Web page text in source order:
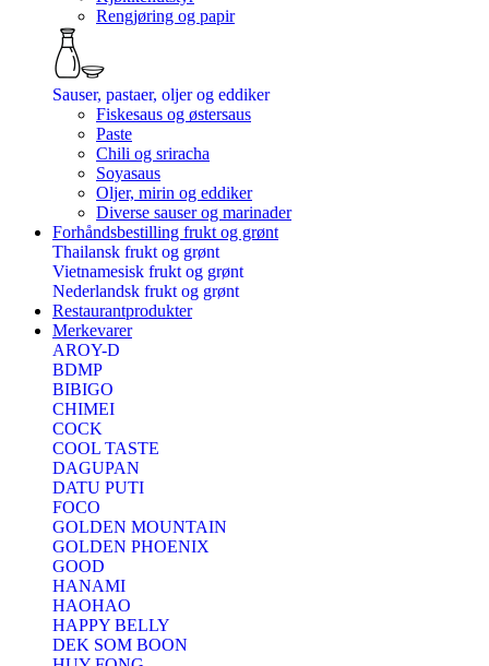
Rengjøring og papir
Sauser, pastaer, oljer og eddiker
Fiskesaus og østersaus
Paste
Chili og sriracha
Soyasaus
Oljer, mirin og eddiker
Diverse sauser og marinader
Forhåndsbestilling frukt og grønt
Thailansk frukt og grønt
Vietnamesisk frukt og grønt
Nederlandsk frukt og grønt
Restaurantprodukter
Merkevarer
AROY-D
BDMP
BIBIGO
CHIMEI
COCK
COOL TASTE
DAGUPAN
DATU PUTI
FOCO
GOLDEN MOUNTAIN
GOLDEN PHOENIX
GOOD
HANAMI
HAOHAO
HAPPY BELLY
DEK SOM BOON